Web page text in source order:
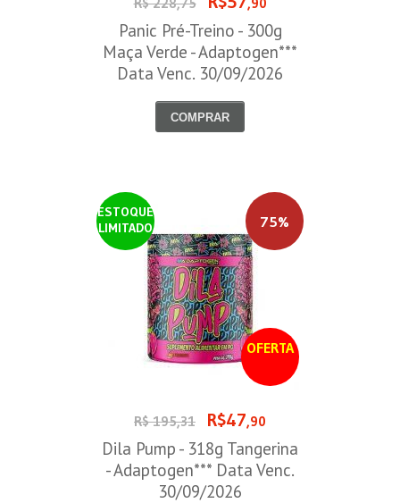
Panic Pré-Treino - 300g
Maça Verde - Adaptogen***
Data Venc. 30/09/2026
COMPRAR
ESTOQUE
LIMITADO
OFERTA
75%
R$ 195,31 R$47,90
Dila Pump - 318g Tangerina
- Adaptogen*** Data Venc.
30/09/2026